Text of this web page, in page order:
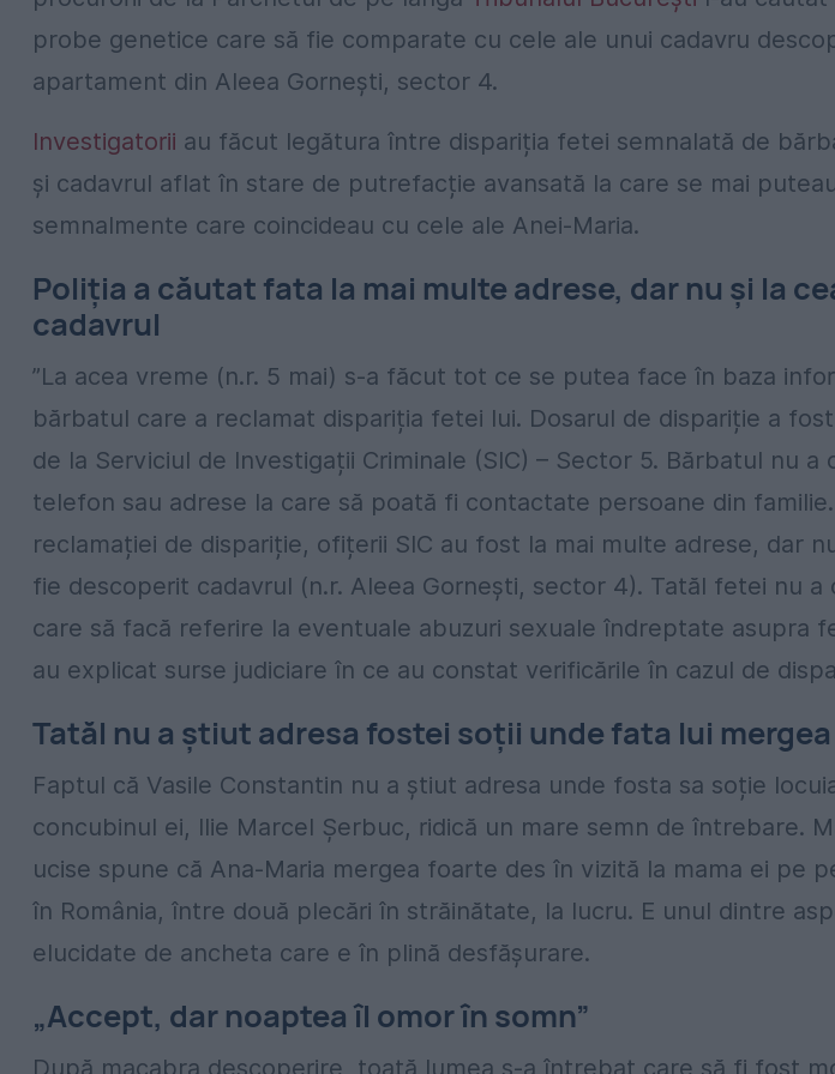
probe genetice care să fie comparate cu cele ale unui cadavru
apartament din Aleea Gornești, sector 4.
Investigatorii au făcut legătura între dispariția fetei semnalată de
și cadavrul aflat în stare de putrefacție avansată la care se mai
semnalmente care coincideau cu cele ale Anei-Maria.
Poliția a căutat fata la mai multe adrese, dar nu și la
cadavrul
”La acea vreme (n.r. 5 mai) s-a făcut tot ce se putea face în baza
bărbatul care a reclamat dispariția fetei lui. Dosarul de dispariție a
de la Serviciul de Investigații Criminale (SIC) – Sector 5. Bărbatul nu
telefon sau adrese la care să poată fi contactate persoane din
reclamației de dispariție, ofițerii SIC au fost la mai multe adrese, dar
fie descoperit cadavrul (n.r. Aleea Gornești, sector 4). Tatăl fetei nu
care să facă referire la eventuale abuzuri sexuale îndreptate asupra
au explicat surse judiciare în ce au constat verificările în cazul de
Tatăl nu a știut adresa fostei soții unde fata lui
Faptul că Vasile Constantin nu a știut adresa unde fosta sa soție
concubinul ei, Ilie Marcel Șerbuc, ridică un mare semn de întrebare.
ucise spune că Ana-Maria mergea foarte des în vizită la mama ei pe
în România, între două plecări în străinătate, la lucru. E unul dintre
elucidate de ancheta care e în plină desfășurare.
„Accept, dar noaptea îl omor în somn”